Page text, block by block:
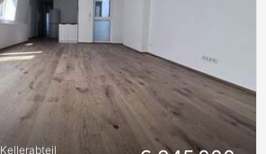
Kellerabteil